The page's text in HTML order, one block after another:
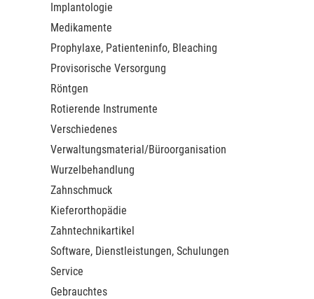
Implantologie
Medikamente
Prophylaxe, Patienteninfo, Bleaching
Provisorische Versorgung
Röntgen
Rotierende Instrumente
Verschiedenes
Verwaltungsmaterial/Büroorganisation
Wurzelbehandlung
Zahnschmuck
Kieferorthopädie
Zahntechnikartikel
Software, Dienstleistungen, Schulungen
Service
Gebrauchtes